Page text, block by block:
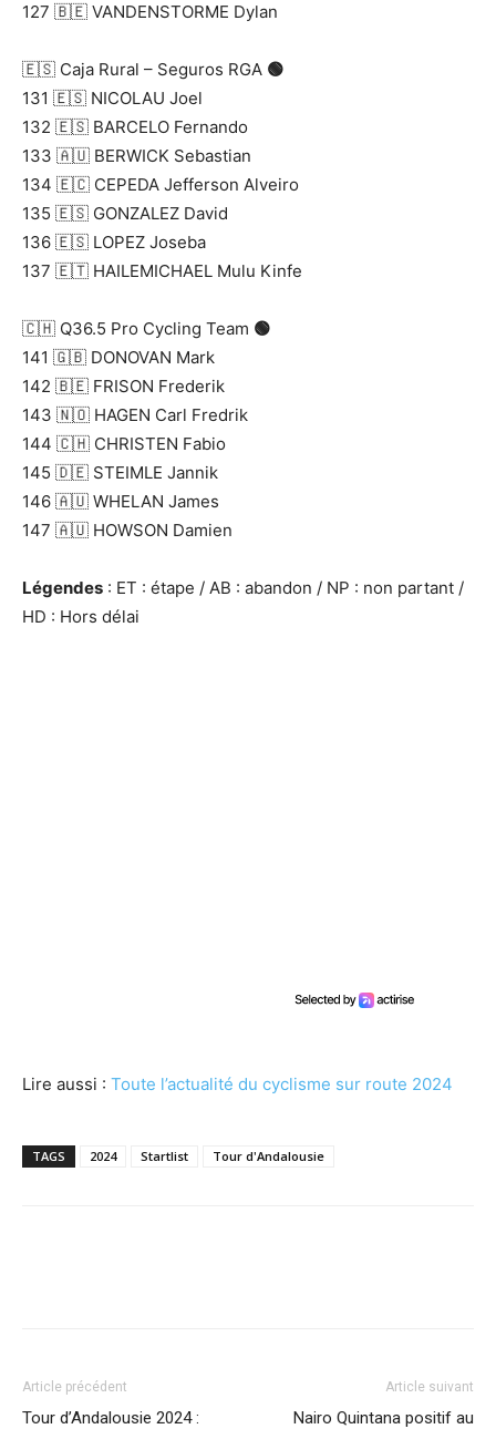
127 🇧🇪 VANDENSTORME Dylan
🇪🇸 Caja Rural – Seguros RGA 🟢
131 🇪🇸 NICOLAU Joel
132 🇪🇸 BARCELO Fernando
133 🇦🇺 BERWICK Sebastian
134 🇪🇨 CEPEDA Jefferson Alveiro
135 🇪🇸 GONZALEZ David
136 🇪🇸 LOPEZ Joseba
137 🇪🇹 HAILEMICHAEL Mulu Kinfe
🇨🇭 Q36.5 Pro Cycling Team 🟢
141 🇬🇧 DONOVAN Mark
142 🇧🇪 FRISON Frederik
143 🇳🇴 HAGEN Carl Fredrik
144 🇨🇭 CHRISTEN Fabio
145 🇩🇪 STEIMLE Jannik
146 🇦🇺 WHELAN James
147 🇦🇺 HOWSON Damien
Légendes : ET : étape / AB : abandon / NP : non partant /
HD : Hors délai
Lire aussi : Toute l’actualité du cyclisme sur route 2024
TAGS 2024 Startlist Tour d'Andalousie
Article précédent
Tour d’Andalousie 2024 :
Article suivant
Nairo Quintana positif au